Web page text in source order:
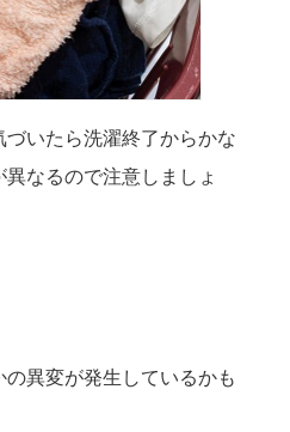
いたら洗濯終了からかな
なるので注意しましょ
異変が発生しているかも